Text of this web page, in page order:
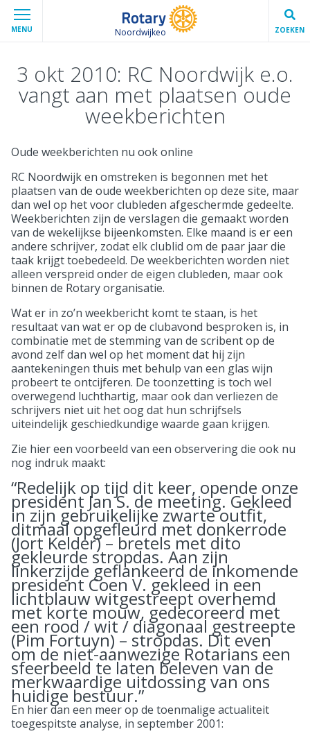
MENU Noordwijkeo ZOEKEN
3 okt 2010: RC Noordwijk e.o.
vangt aan met plaatsen oude
weekberichten
Oude weekberichten nu ook online
RC Noordwijk en omstreken is begonnen met het
plaatsen van de oude weekberichten op deze site, maar
dan wel op het voor clubleden afgeschermde gedeelte.
Weekberichten zijn de verslagen die gemaakt worden
van de wekelijkse bijeenkomsten. Elke maand is er een
andere schrijver, zodat elk clublid om de paar jaar die
taak krijgt toebedeeld. De weekberichten worden niet
alleen verspreid onder de eigen clubleden, maar ook
binnen de Rotary organisatie.
Wat er in zo’n weekbericht komt te staan, is het
resultaat van wat er op de clubavond besproken is, in
combinatie met de stemming van de scribent op de
avond zelf dan wel op het moment dat hij zijn
aantekeningen thuis met behulp van een glas wijn
probeert te ontcijferen. De toonzetting is toch wel
overwegend luchthartig, maar ook dan verliezen de
schrijvers niet uit het oog dat hun schrijfsels
uiteindelijk geschiedkundige waarde gaan krijgen.
Zie hier een voorbeeld van een observering die ook nu
nog indruk maakt:
“Redelijk op tijd dit keer, opende onze
president Jan S. de meeting. Gekleed
in zijn gebruikelijke zwarte outfit,
ditmaal opgefleurd met donkerrode
(Jort Kelder) – bretels met dito
gekleurde stropdas. Aan zijn
linkerzijde geflankeerd de inkomende
president Coen V. gekleed in een
lichtblauw witgestreept overhemd
met korte mouw, gedecoreerd met
een rood / wit / diagonaal gestreepte
(Pim Fortuyn) – stropdas. Dit even
om de niet-aanwezige Rotarians een
sfeerbeeld te laten beleven van de
merkwaardige uitdossing van ons
huidige bestuur.”
En hier dan een meer op de toenmalige actualiteit
toegespitste analyse, in september 2001: